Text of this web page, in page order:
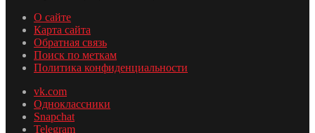
О сайте
Карта сайта
Обратная связь
Поиск по меткам
Политика конфиденциальности
vk.com
Одноклассники
Snapchat
Telegram